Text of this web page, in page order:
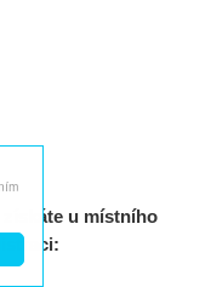
u místního